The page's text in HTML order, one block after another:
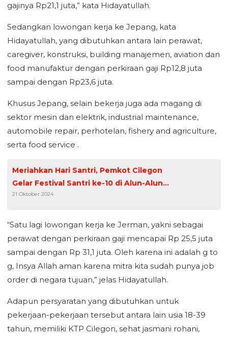
gajinya Rp21,1 juta,” kata Hidayatullah.
Sedangkan lowongan kerja ke Jepang, kata
Hidayatullah, yang dibutuhkan antara lain perawat,
caregiver, konstruksi, building manajemen, aviation dan
food manufaktur dengan perkiraan gaji Rp12,8 juta
sampai dengan Rp23,6 juta.
Khusus Jepang, selain bekerja juga ada magang di
sektor mesin dan elektrik, industrial maintenance,
automobile repair, perhotelan, fishery and agriculture,
serta food service .
Meriahkan Hari Santri, Pemkot Cilegon
Gelar Festival Santri ke-10 di Alun-Alun
Kota Cilegon
21 Oktober 2024
“Satu lagi lowongan kerja ke Jerman, yakni sebagai
perawat dengan perkiraan gaji mencapai Rp 25,5 juta
sampai dengan Rp 31,1 juta. Oleh karena ini adalah g to
g, Insya Allah aman karena mitra kita sudah punya job
order di negara tujuan,” jelas Hidayatullah.
Adapun persyaratan yang dibutuhkan untuk
pekerjaan-pekerjaan tersebut antara lain usia 18-39
tahun, memiliki KTP Cilegon, sehat jasmani rohani,